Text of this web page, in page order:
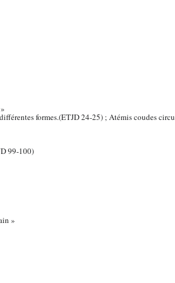
formes.(ETJD 24-25) ; Atémis coudes
99-100)
»